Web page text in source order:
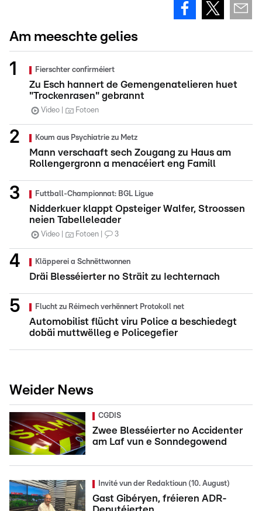
Am meeschte gelies
Fierschter confirméiert
Zu Esch hannert de Gemengenatelieren huet
"Trockenrasen" gebrannt
Video Fotoen
Koum aus Psychiatrie zu Metz
Mann verschaaft sech Zougang zu Haus am
Rollengergronn a menacéiert eng Famill
Futtball-Championnat: BGL Ligue
Nidderkuer klappt Opsteiger Walfer, Stroossen
neien Tabelleleader
Video Fotoen 3
Kläpperei a Schnëttwonnen
Dräi Blesséierter no Sträit zu Iechternach
Flucht zu Réimech verhënnert Protokoll net
Automobilist flücht viru Police a beschiedegt
dobäi muttwëlleg e Policegefier
Weider News
CGDIS
Zwee Blesséierter no Accidenter
am Laf vun e Sonndegowend
Invité vun der Redaktioun (10. August)
Gast Gibéryen, fréieren ADR-